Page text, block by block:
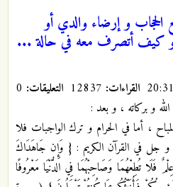
الحجاب و إرضاء والدي أو
، و كيف أتصرف معه في حالة ...
القراءات: التعليقات:
و بركاته ، و بعد :
، أما في الحرام و ترك الواجبات فلا
و جل في القرآن الكريم : { وَإِن جَاهَدَاكَ
تُطِعْهُمَا وَصَاحِبْهُمَا فِي الدُّنْيَا مَعْرُوفًا